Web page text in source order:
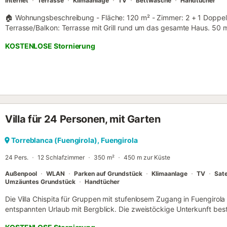
🏠 Wohnungsbeschreibung - Fläche: 120 m² - Zimmer: 2 + 1
Terrasse/Balkon: Terrasse mit Grill rund um das gesamte Haus. 50
WLAN: Kostenlos - Pool: Privat, ganzjährig geöffnet - Küche:
Mikrowelle, Geschirrspüler, Wasserkocher, Kaffeemaschine,
allen Räumen - Heizung - Aufzug - Alarmanlage --- 📍 Lage -
Supermarkt in der Nähe. - Walk Score: 90 Hervorragend für
Nicht erlaubt. - Rauchen: Im Inneren der Unterkunft verboten. -
Reisepass oder Personalausweis, E-Mail-Adresse und
Uhr. --- Buchen Sie jetzt und genießen Sie eine...
KOSTENLOSE Stornierung
Villa für 24 Personen, mit Garten
Torreblanca (Fuengirola), Fuengirola
24 Pers. 12 Schlafzimmer 350 m² 450 m zur Küste
Außenpool WLAN Parken auf Grundstück Klimaanlage TV
Umzäuntes Grundstück
Handtücher
Die Villa Chispita für Gruppen mit stufenlosem Zugang in
entspannten Urlaub mit Bergblick. Die zweistöckige Unterkunft